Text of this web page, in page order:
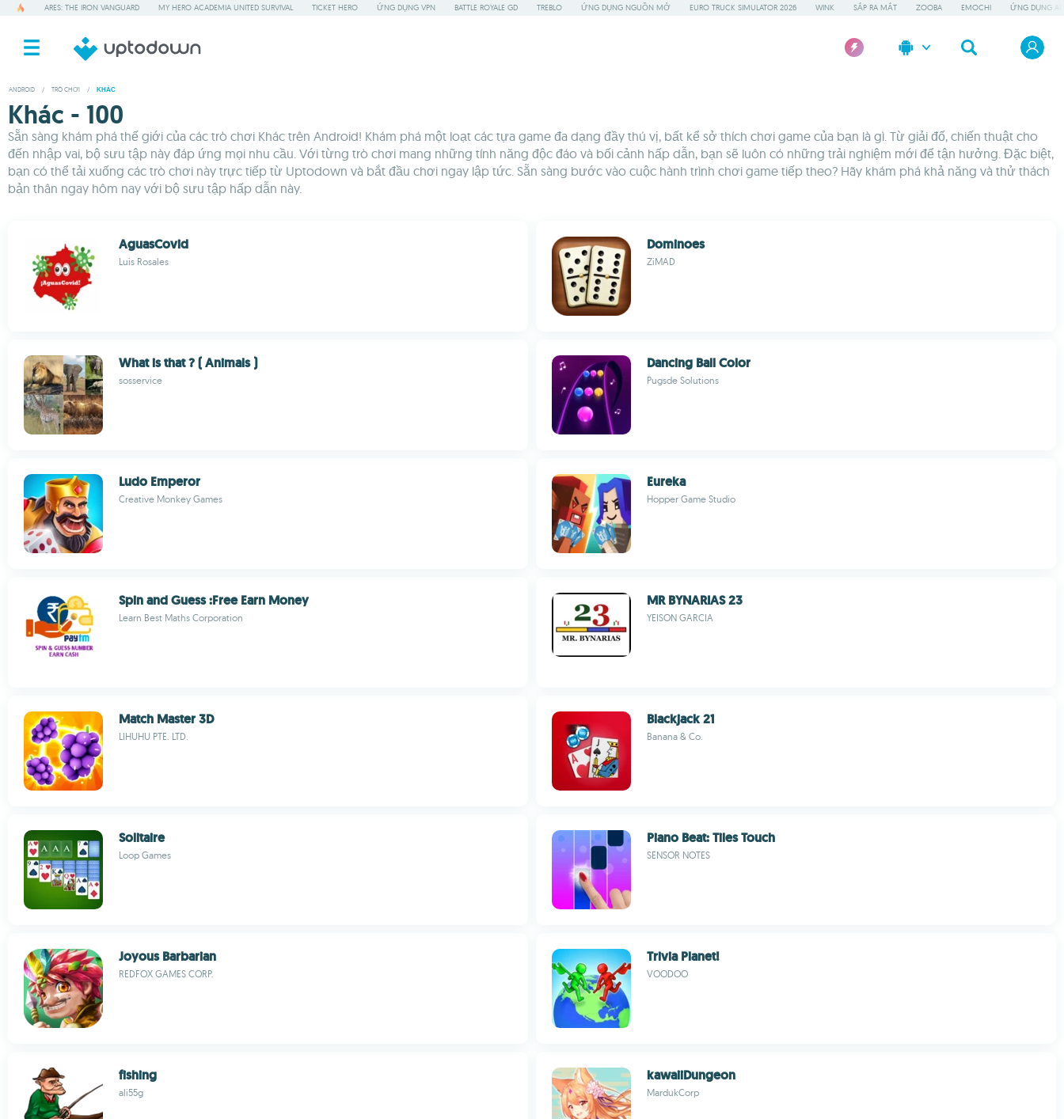
ARES: THE IRON VANGUARD MY HERO ACADEMIA UNITED SURVIVAL TICKET HERO ỨNG DỤNG VPN BATTLE ROYALE GD TREBLO ỨNG DỤNG NGUỒN MỞ EURO TRUCK SIMULATOR 2026 WINK SẮP RA MẮT ZOOBA EMOCHI ỨNG DỤNG AI
ANDROID / TRÒ CHƠI / KHÁC
Khác - 100
Sẵn sàng khám phá thế giới của các trò chơi Khác trên Android! Khám phá một loạt các tựa game đa dạng đầy thú vị, bất kể sở thích chơi game của bạn là gì. Từ giải đố, chiến thuật cho
đến nhập vai, bộ sưu tập này đáp ứng mọi nhu cầu. Với từng trò chơi mang những tính năng độc đáo và bối cảnh hấp dẫn, bạn sẽ luôn có những trải nghiệm mới để tận hưởng. Đặc biệt,
bạn có thể tải xuống các trò chơi này trực tiếp từ Uptodown và bắt đầu chơi ngay lập tức. Sẵn sàng bước vào cuộc hành trình chơi game tiếp theo? Hãy khám phá khả năng và thử thách
bản thân ngay hôm nay với bộ sưu tập hấp dẫn này.
AguasCovid
Luis Rosales
Dominoes
ZiMAD
What is that ? ( Animals )
sosservice
Dancing Ball Color
Pugsde Solutions
Ludo Emperor
Creative Monkey Games
Eureka
Hopper Game Studio
Spin and Guess :Free Earn Money
Learn Best Maths Corporation
MR BYNARIAS 23
YEISON GARCIA
Match Master 3D
LIHUHU PTE. LTD.
Blackjack 21
Banana & Co.
Solitaire
Loop Games
Piano Beat: Tiles Touch
SENSOR NOTES
Joyous Barbarian
REDFOX GAMES CORP.
Trivia Planet!
VOODOO
fishing
ali55g
kawaiiDungeon
MardukCorp